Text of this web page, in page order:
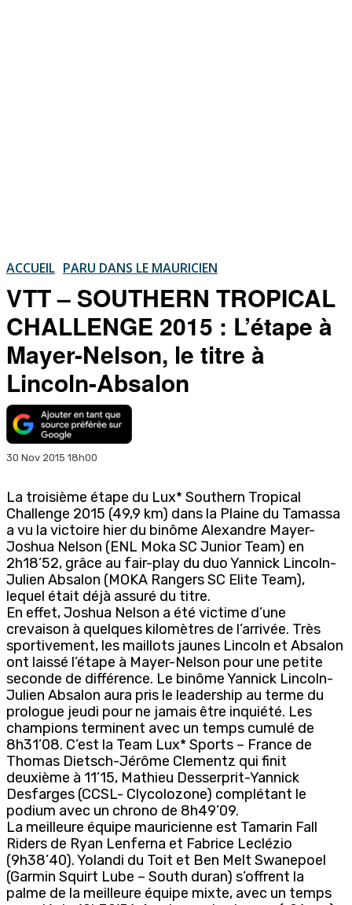
ACCUEIL PARU DANS LE MAURICIEN
VTT – SOUTHERN TROPICAL
CHALLENGE 2015 : L’étape à
Mayer-Nelson, le titre à
Lincoln-Absalon
30 Nov 2015 18h00
La troisième étape du Lux* Southern Tropical
Challenge 2015 (49,9 km) dans la Plaine du Tamassa
a vu la victoire hier du binôme Alexandre Mayer-
Joshua Nelson (ENL Moka SC Junior Team) en
2h18’52, grâce au fair-play du duo Yannick Lincoln-
Julien Absalon (MOKA Rangers SC Elite Team),
lequel était déjà assuré du titre.
En effet, Joshua Nelson a été victime d’une
crevaison à quelques kilomètres de l’arrivée. Très
sportivement, les maillots jaunes Lincoln et Absalon
ont laissé l’étape à Mayer-Nelson pour une petite
seconde de différence. Le binôme Yannick Lincoln-
Julien Absalon aura pris le leadership au terme du
prologue jeudi pour ne jamais être inquiété. Les
champions terminent avec un temps cumulé de
8h31’08. C’est la Team Lux* Sports – France de
Thomas Dietsch-Jérôme Clementz qui finit
deuxième à 11’15, Mathieu Desserprit-Yannick
Desfarges (CCSL- Clycolozone) complétant le
podium avec un chrono de 8h49’09.
La meilleure équipe mauricienne est Tamarin Fall
Riders de Ryan Lenferna et Fabrice Leclézio
(9h38’40). Yolandi du Toit et Ben Melt Swanepoel
(Garmin Squirt Lube – South duran) s’offrent la
palme de la meilleure équipe mixte, avec un temps